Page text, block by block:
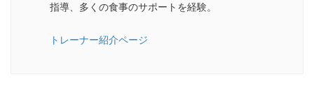
指導、多くの食事のサポートを経験。
トレーナー紹介ページ